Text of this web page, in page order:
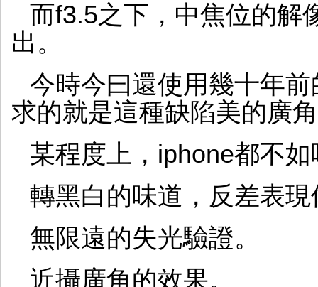
而f3.5之下，中焦位的解
出。
今時今曰還使用幾十年
求的就是這種缺陷美的廣
某程度上，iphone都不如
轉黑白的味道，反差表
無限遠的失光驗證。
近攝廣角的效果。